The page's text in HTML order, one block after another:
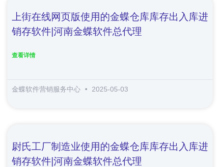
上街在线网页版使用的金蝶仓库库存出入库进
销存软件|河南金蝶软件总代理
查看详情
金蝶软件营销服务中心 2025-05-03
尉氏工厂制造业使用的金蝶仓库库存出入库进
销存软件|河南金蝶软件总代理